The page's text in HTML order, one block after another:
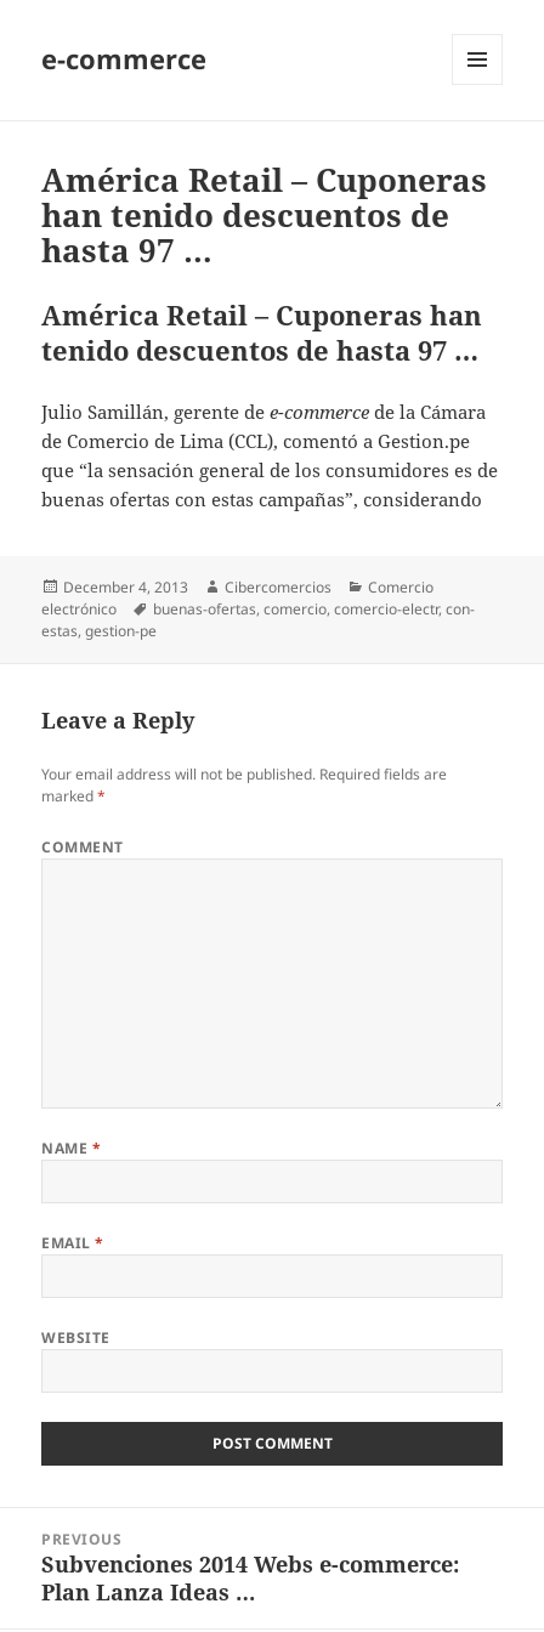
e-commerce
América Retail – Cuponeras
han tenido descuentos de
hasta 97 …
América Retail – Cuponeras han
tenido descuentos de hasta 97 …
Julio Samillán, gerente dee-commerce de la Cámara
de Comercio de Lima (CCL), comentó a Gestion.pe
que “la sensación general de los consumidores es de
buenas ofertas con estas campañas”, considerando
Posted
on
December 4, 2013 Author
Cibercomercios Categories
Comercio
electrónico
Tags
buenas-ofertas,comercio,comercio-electr,con-
estas,gestion-pe
Leave a Reply
Your email address will not be published. Required fields are
marked*
COMMENT
NAME *
EMAIL*
WEBSITE
navigation
PREVIOUS
Previous
post:
Subvenciones 2014 Webs e-commerce:
Plan Lanza Ideas …